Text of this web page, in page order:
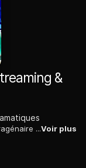
&
Une lettre d'amour anonyme réunit une quadragénaire qui a tiré un trait sur sa vie sentimentale, et un jeune homme, stagiaire dans la librairie qu'elle dirige.Voir plus